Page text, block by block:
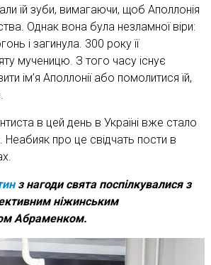
їй зуби, вимагаючи, щоб Аполлонія
Однак вона була незламної віри:
і загинула. 300 року її
мученицю. З того часу існує
ім’я Аполлонії або помолитися їй,
в цей день в Україні вже стало
про це свідчать пости в
з нагоди свята поспілкувалися з
ніжинським
Абраменком.